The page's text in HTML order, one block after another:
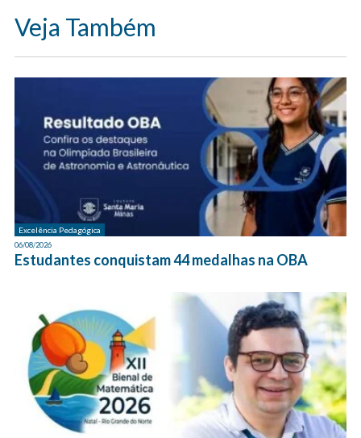
Veja Também
Excelência Pedagógica
06/08/2026
Estudantes conquistam 44 medalhas na OBA